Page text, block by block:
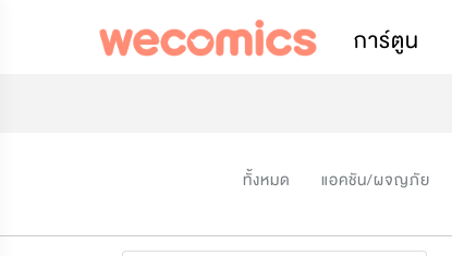
การ์ตูน
ทั้งหมด แอคชัน/ผจญภัย